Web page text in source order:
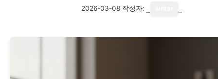
2026-03-08 작성자: